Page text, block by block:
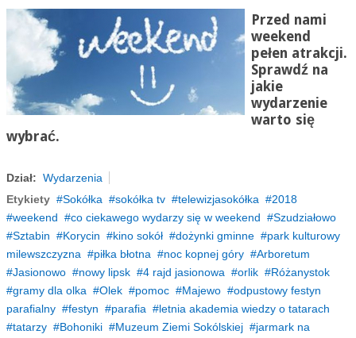
Przed nami
weekend
pełen atrakcji.
Sprawdź na
jakie
wydarzenie
warto się
wybrać.
Dział: Wydarzenia
Etykiety
Sokółka sokółka tv telewizjasokółka
2018
weekend
co ciekawego wydarzy się w weekend
Szudziałowo
Sztabin
Korycin kino sokół dożynki gminne
park kulturowy
milewszczyzna
piłka błotna noc kopnej góry
Arboretum
Jasionowo
nowy lipsk 4 rajd jasionowa orlik
Różanystok
gramy dla olka
Olek pomoc Majewo
odpustowy festyn
parafialny
festyn parafia
letnia akademia wiedzy o tatarach
tatarzy
Bohoniki Muzeum Ziemi Sokólskiej
jarmark na